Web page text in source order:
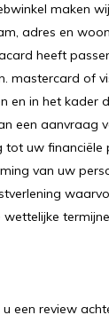
maken
adres en
heeft
mastercard of
en in het kader
een aanvraag
uw
van uw
een review